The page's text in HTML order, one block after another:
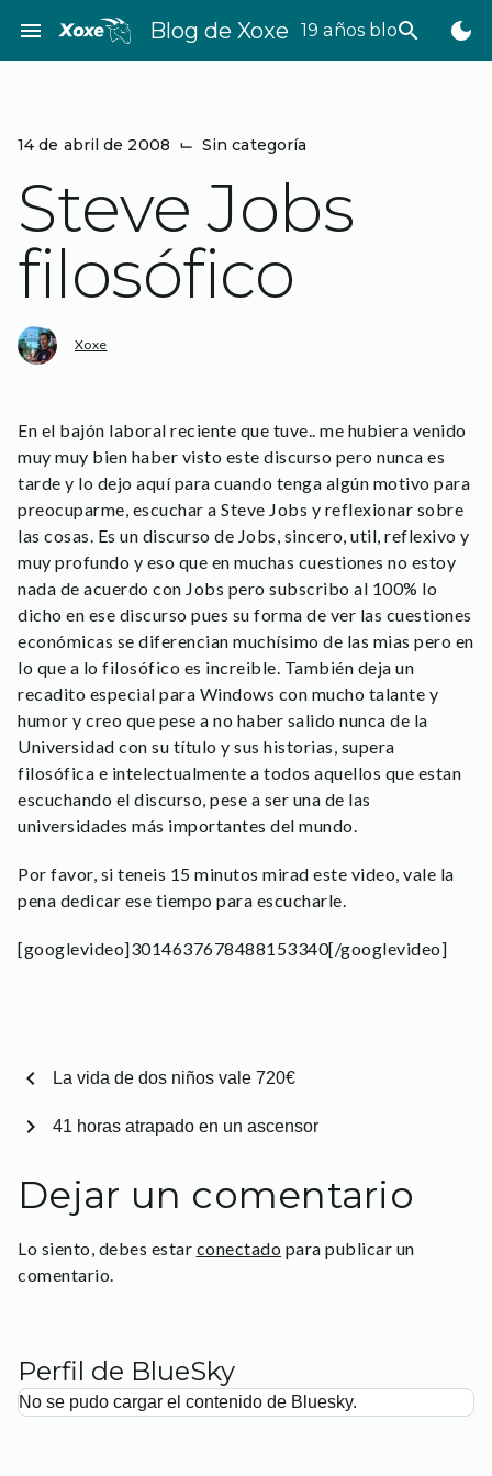
contenido
menu Blog de Xoxe 19 años bloggeando
search dark_mode
14 de abril de 2008 ⌙ Sin categoría
Steve Jobs
filosófico
Xoxe
En el bajón laboral reciente que tuve.. me hubiera venido
muy muy bien haber visto este discurso pero nunca es
tarde y lo dejo aquí para cuando tenga algún motivo para
preocuparme, escuchar a Steve Jobs y reflexionar sobre
las cosas. Es un discurso de Jobs, sincero, util, reflexivo y
muy profundo y eso que en muchas cuestiones no estoy
nada de acuerdo con Jobs pero subscribo al 100% lo
dicho en ese discurso pues su forma de ver las cuestiones
económicas se diferencian muchísimo de las mias pero en
lo que a lo filosófico es increible. También deja un
recadito especial para Windows con mucho talante y
humor y creo que pese a no haber salido nunca de la
Universidad con su título y sus historias, supera
filosófica e intelectualmente a todos aquellos que estan
escuchando el discurso, pese a ser una de las
universidades más importantes del mundo.
Por favor, si teneis 15 minutos mirad este video, vale la
pena dedicar ese tiempo para escucharle.
[googlevideo]3014637678488153340[/googlevideo]
chevron_left La vida de dos niños vale 720€
41 horas atrapado en un ascensor
chevron_right
Dejar un comentario
Lo siento, debes estar conectado para publicar un
comentario.
Perfil de BlueSky
No se pudo cargar el contenido de Bluesky.